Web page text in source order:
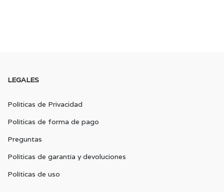
LEGALES
Políticas de Privacidad
Políticas de forma de pago
Preguntas
Políticas de garantía y devoluciones
Políticas de uso